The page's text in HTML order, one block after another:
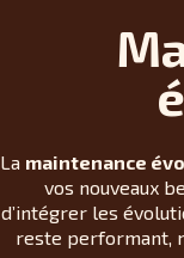
La maintenance
vos nouveaux
d’intégrer les
reste performant,